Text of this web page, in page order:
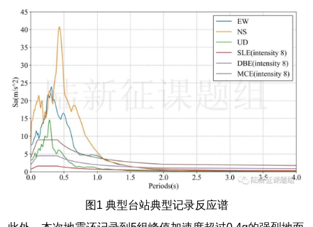
图1 典型台站典型记录反应谱